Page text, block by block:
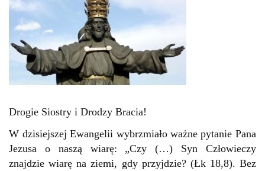
Drogie Siostry i Drodzy Bracia!
W dzisiejszej Ewangelii wybrzmiało ważne pytanie Pana
Jezusa o naszą wiarę: „Czy (…) Syn Człowieczy
znajdzie wiarę na ziemi, gdy przyjdzie? (Łk 18,8). Bez